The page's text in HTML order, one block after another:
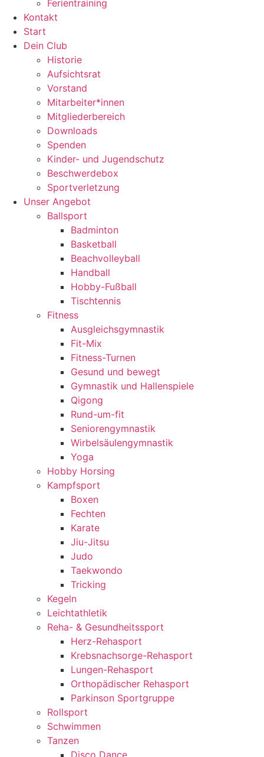
Ferientraining
Kontakt
Start
Dein Club
Historie
Aufsichtsrat
Vorstand
Mitarbeiter*innen
Mitgliederbereich
Downloads
Spenden
Kinder- und Jugendschutz
Beschwerdebox
Sportverletzung
Unser Angebot
Ballsport
Badminton
Basketball
Beachvolleyball
Handball
Hobby-Fußball
Tischtennis
Fitness
Ausgleichsgymnastik
Fit-Mix
Fitness-Turnen
Gesund und bewegt
Gymnastik und Hallenspiele
Qigong
Rund-um-fit
Seniorengymnastik
Wirbelsäulengymnastik
Yoga
Hobby Horsing
Kampfsport
Boxen
Fechten
Karate
Jiu-Jitsu
Judo
Taekwondo
Tricking
Kegeln
Leichtathletik
Reha- & Gesundheitssport
Herz-Rehasport
Krebsnachsorge-Rehasport
Lungen-Rehasport
Orthopädischer Rehasport
Parkinson Sportgruppe
Rollsport
Schwimmen
Tanzen
Disco Dance